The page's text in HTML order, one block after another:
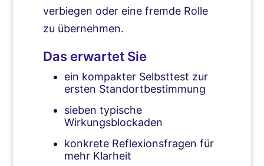
verbiegen oder eine fremde Rolle
zu übernehmen.
Das erwartet Sie
ein kompakter Selbsttest zur
ersten Standortbestimmung
sieben typische
Wirkungsblockaden
konkrete Reflexionsfragen für
mehr Klarheit